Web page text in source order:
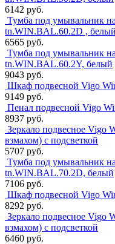
6142 руб.
Тумба под умывальник
tn.WIN.BAL.60.2D , белый
6565 руб.
Тумба под умывальник
tn.WIN.BAL.60.2Y, белый
9043 руб.
Шкаф подвесной Vigo
9149 руб.
Пенал подвесной Vigo
8937 руб.
Зеркало подвесное Vigo
взмахом) с подсветкой
5707 руб.
Тумба под умывальник
tn.WIN.BAL.70.2D, белый
7106 руб.
Шкаф подвесной Vigo
8292 руб.
Зеркало подвесное Vigo
взмахом) с подсветкой
6460 руб.